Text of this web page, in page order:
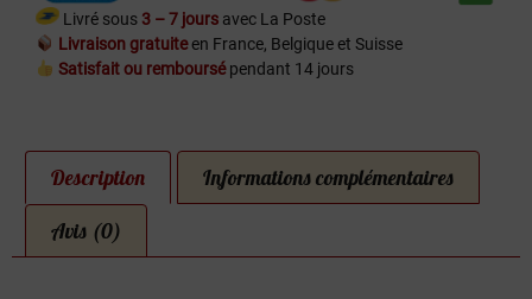
Livré sous 3 – 7 jours avec La Poste
Livraison gratuiteen France, Belgique et Suisse
Satisfait ou remboursépendant 14 jours
Description Informations complémentaires
Avis (0)